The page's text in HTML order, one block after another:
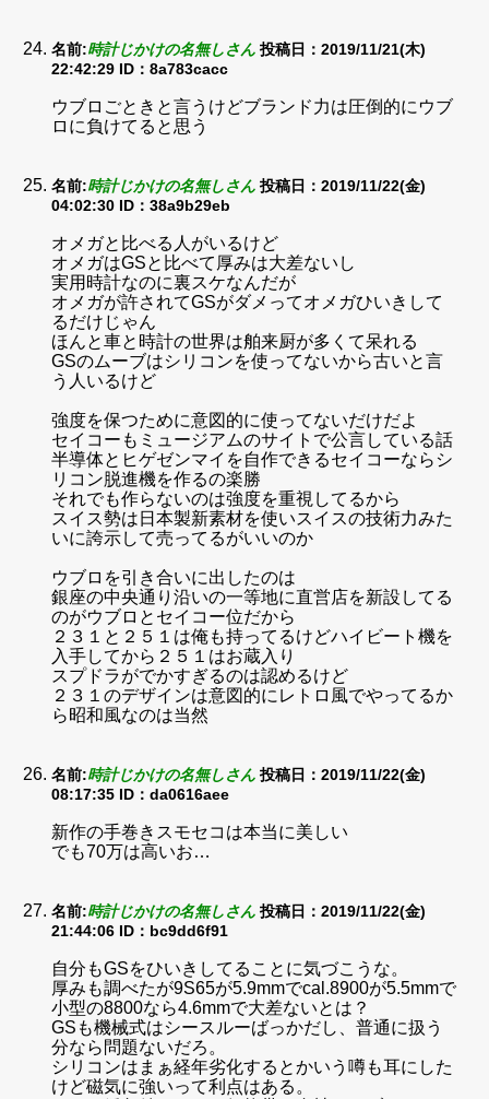
名前:時計じかけの名無しさん 投稿日：2019/11/21(木)
22:42:29 ID：8a783cacc
ウブロごときと言うけどブランド力は圧倒的にウブ
ロに負けてると思う
名前:時計じかけの名無しさん 投稿日：2019/11/22(金)
04:02:30 ID：38a9b29eb
オメガと比べる人がいるけど
オメガはGSと比べて厚みは大差ないし
実用時計なのに裏スケなんだが
オメガが許されてGSがダメってオメガひいきして
るだけじゃん
ほんと車と時計の世界は舶来厨が多くて呆れる
GSのムーブはシリコンを使ってないから古いと言
う人いるけど
強度を保つために意図的に使ってないだけだよ
セイコーもミュージアムのサイトで公言している話
半導体とヒゲゼンマイを自作できるセイコーならシ
リコン脱進機を作るの楽勝
それでも作らないのは強度を重視してるから
スイス勢は日本製新素材を使いスイスの技術力みた
いに誇示して売ってるがいいのか
ウブロを引き合いに出したのは
銀座の中央通り沿いの一等地に直営店を新設してる
のがウブロとセイコー位だから
２３１と２５１は俺も持ってるけどハイビート機を
入手してから２５１はお蔵入り
スプドラがでかすぎるのは認めるけど
２３１のデザインは意図的にレトロ風でやってるか
ら昭和風なのは当然
名前:時計じかけの名無しさん 投稿日：2019/11/22(金)
08:17:35 ID：da0616aee
新作の手巻きスモセコは本当に美しい
でも70万は高いお…
名前:時計じかけの名無しさん 投稿日：2019/11/22(金)
21:44:06 ID：bc9dd6f91
自分もGSをひいきしてることに気づこうな。
厚みも調べたが9S65が5.9mmでcal.8900が5.5mmで
小型の8800なら4.6mmで大差ないとは？
GSも機械式はシースルーばっかだし、普通に扱う
分なら問題ないだろ。
シリコンはまぁ経年劣化するとかいう噂も耳にした
けど磁気に強いって利点はある。